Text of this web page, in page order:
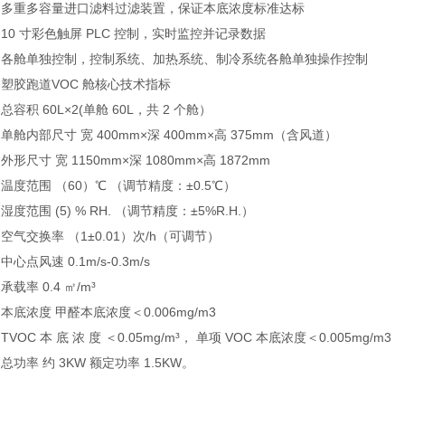
多重多容量进口滤料过滤装置，保证本底浓度标准达标
10 寸彩色触屏 PLC 控制，实时监控并记录数据
各舱单独控制，控制系统、加热系统、制冷系统各舱单独操作控制
塑胶跑道VOC 舱核心技术指标
总容积 60L×2(单舱 60L，共 2 个舱）
单舱内部尺寸 宽 400mm×深 400mm×高 375mm（含风道）
外形尺寸 宽 1150mm×深 1080mm×高 1872mm
温度范围 （60）℃ （调节精度：±0.5℃）
湿度范围 (5) % RH. （调节精度：±5%R.H.）
空气交换率 （1±0.01）次/h（可调节）
中心点风速 0.1m/s-0.3m/s
承载率 0.4 ㎡/m³
本底浓度 甲醛本底浓度＜0.006mg/m3
TVOC 本 底 浓 度 ＜0.05mg/m³， 单项 VOC 本底浓度＜0.005mg/m3
总功率 约 3KW 额定功率 1.5KW。